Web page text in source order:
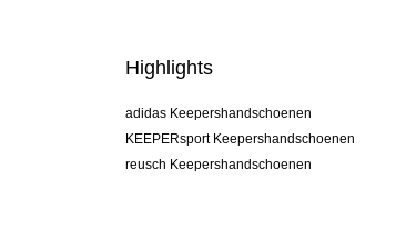
Highlights
adidas Keepershandschoenen
KEEPERsport Keepershandschoenen
reusch Keepershandschoenen